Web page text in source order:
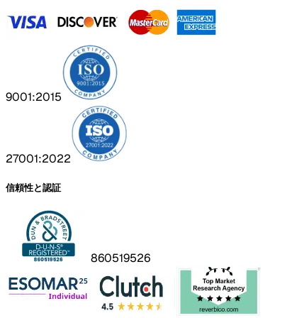
9001:2015
27001:2022
信頼性と認証
860519526